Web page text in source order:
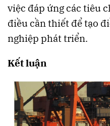
việc đáp ứng các tiêu
điều cần thiết để tạo
nghiệp phát triển.
Kết luận